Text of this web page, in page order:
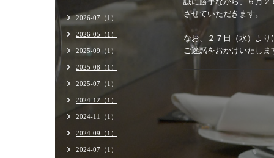
させていただきます。
なお、２７日（水）よ
ご迷惑をおかけいたし
2026-07（1）
2026-05（1）
2025-09（1）
2025-08（1）
2025-07（1）
2024-12（1）
2024-11（1）
2024-09（1）
2024-07（1）